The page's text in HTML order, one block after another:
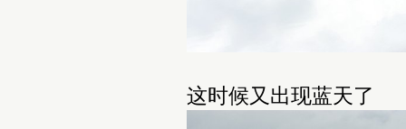
这时候又出现蓝天了